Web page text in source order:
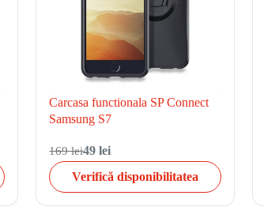
Carcasa functionala SP Connect
Samsung S7
169 lei49 lei
Verifică disponibilitatea